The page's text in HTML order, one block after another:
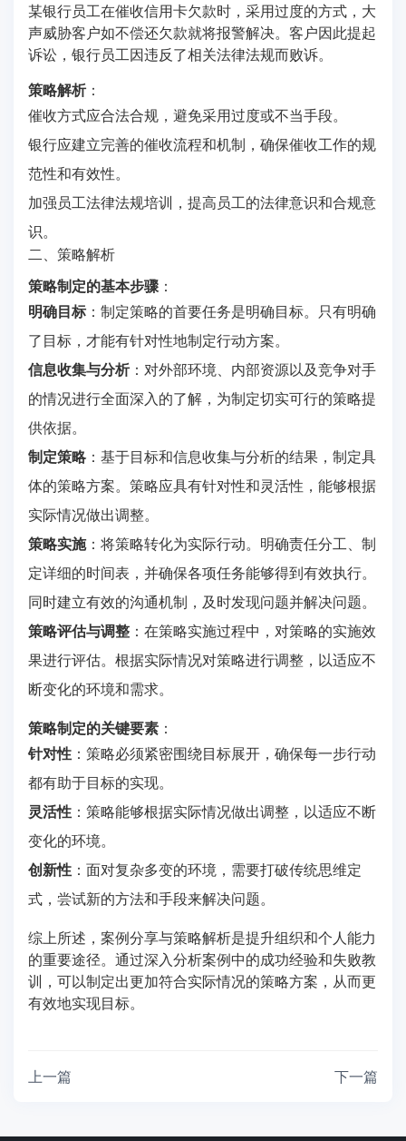
某银行员工在催收信用卡欠款时，采用过度的方式，大
声威胁客户如不偿还欠款就将报警解决。客户因此提起
诉讼，银行员工因违反了相关法律法规而败诉。
策略解析：
催收方式应合法合规，避免采用过度或不当手段。
银行应建立完善的催收流程和机制，确保催收工作的规
范性和有效性。
加强员工法律法规培训，提高员工的法律意识和合规意
识。
二、策略解析
策略制定的基本步骤：
明确目标：制定策略的首要任务是明确目标。只有明确
了目标，才能有针对性地制定行动方案。
信息收集与分析：对外部环境、内部资源以及竞争对手
的情况进行全面深入的了解，为制定切实可行的策略提
供依据。
制定策略：基于目标和信息收集与分析的结果，制定具
体的策略方案。策略应具有针对性和灵活性，能够根据
实际情况做出调整。
策略实施：将策略转化为实际行动。明确责任分工、制
定详细的时间表，并确保各项任务能够得到有效执行。
同时建立有效的沟通机制，及时发现问题并解决问题。
策略评估与调整 ：在策略实施过程中，对策略的实施效
果进行评估。根据实际情况对策略进行调整，以适应不
断变化的环境和需求。
策略制定的关键要素 ：
针对性 ：策略必须紧密围绕目标展开，确保每一步行动
都有助于目标的实现。
灵活性 ：策略能够根据实际情况做出调整，以适应不断
变化的环境。
创新性 ：面对复杂多变的环境，需要打破传统思维定
式，尝试新的方法和手段来解决问题。
综上所述，案例分享与策略解析是提升组织和个人能力
的重要途径。通过深入分析案例中的成功经验和失败教
训，可以制定出更加符合实际情况的策略方案，从而更
有效地实现目标。
上一篇 下一篇